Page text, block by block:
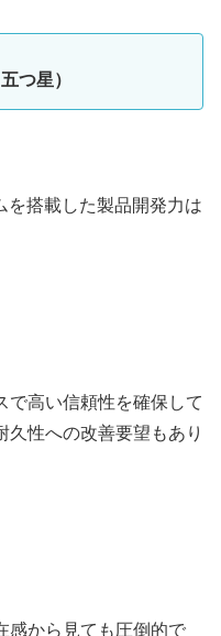
つ星）
を搭載した製品開発力は
で高い信頼性を確保して
久性への改善要望もあり
感から見ても圧倒的で